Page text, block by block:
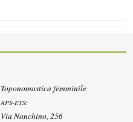
Toponomastica femminile
APS-ETS:
Via Nanchino, 256